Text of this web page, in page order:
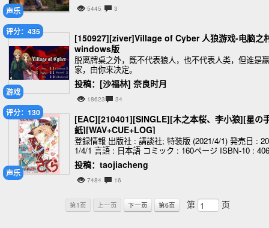
声乐 5445 3
游戏
评分：435
[150927][ziver]Village of Cyber 人狼游戏-电脑之
windows版
脱离牌桌之外，既不代表狼人，也不代表人类，但谁是赢
家，由你来决定。
投稿：[沙福林] 奈良时月
18623 34
声乐
评分：130
[EAC][210401][SINGLE][木之本桜、李小狼][星の
紙][WAV+CUE+LOG]
登録情報 出版社 : 講談社; 特装版 (2021/4/1) 発売日 :
1/4/1 言語 : 日本語 コミック : 160ページ ISBN-10 :
228697 ISBN-13 :
投稿：taojiacheng
7484 16
第1页 上一页 下一页 第6页 第 页